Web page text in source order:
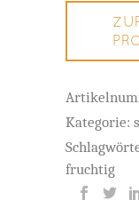
Kategorie:
fruchtig